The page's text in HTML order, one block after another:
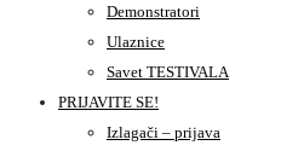
Demonstratori
Ulaznice
Savet TESTIVALA
PRIJAVITE SE!
Izlagači – prijava